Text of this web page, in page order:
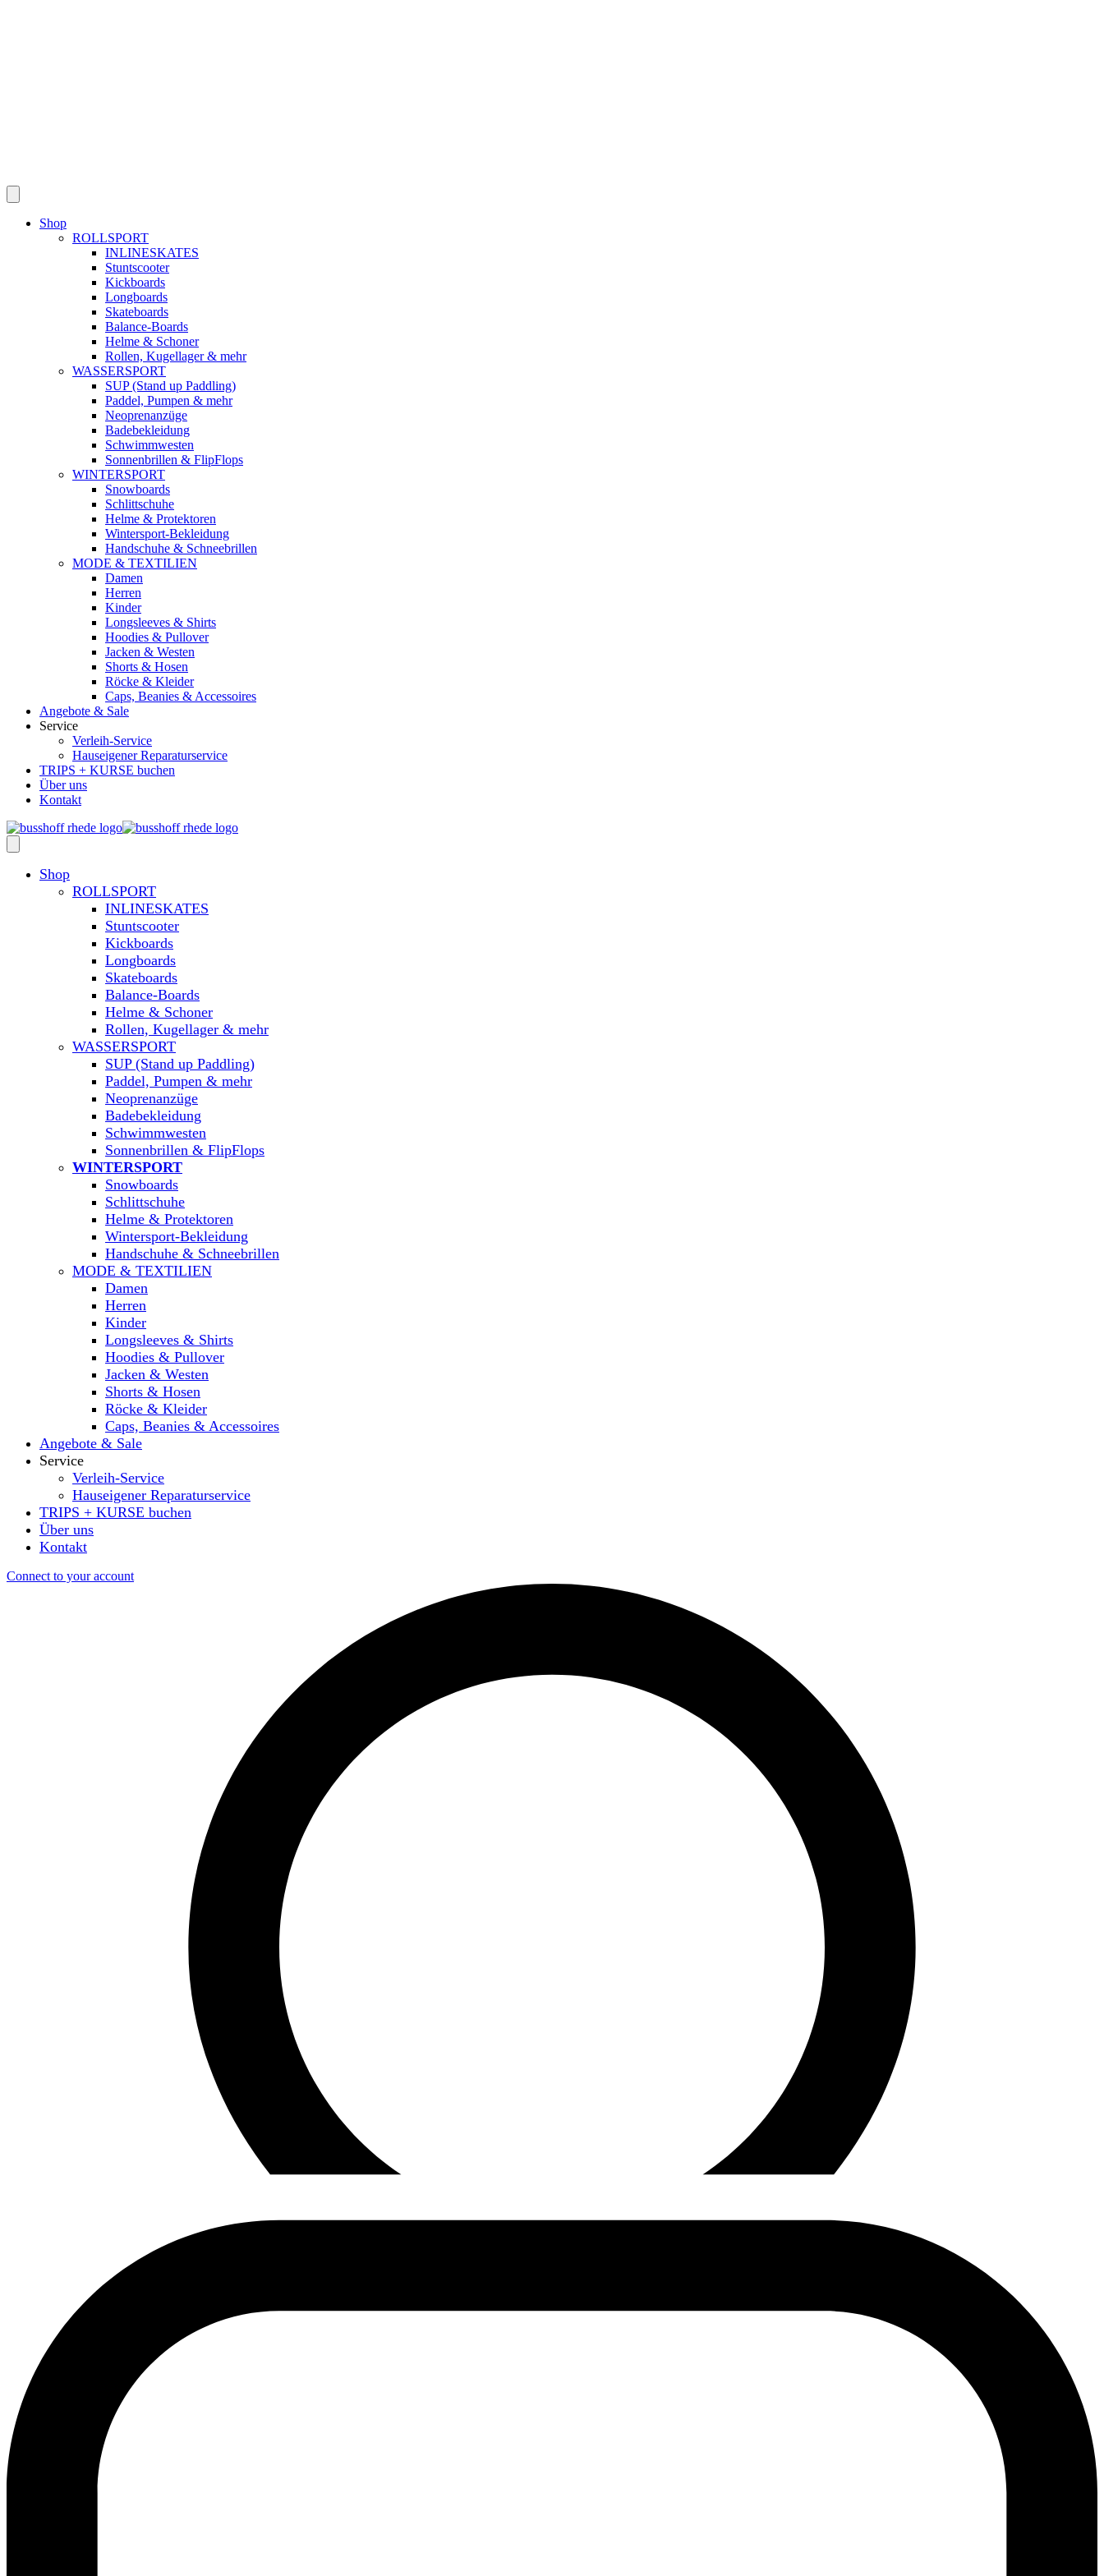
Shop
ROLLSPORT
INLINESKATES
Stuntscooter
Kickboards
Longboards
Skateboards
Balance-Boards
Helme & Schoner
Rollen, Kugellager & mehr
WASSERSPORT
SUP (Stand up Paddling)
Paddel, Pumpen & mehr
Neoprenanzüge
Badebekleidung
Schwimmwesten
Sonnenbrillen & FlipFlops
WINTERSPORT
Snowboards
Schlittschuhe
Helme & Protektoren
Wintersport-Bekleidung
Handschuhe & Schneebrillen
MODE & TEXTILIEN
Damen
Herren
Kinder
Longsleeves & Shirts
Hoodies & Pullover
Jacken & Westen
Shorts & Hosen
Röcke & Kleider
Caps, Beanies & Accessoires
Angebote & Sale
Service
Verleih-Service
Hauseigener Reparaturservice
TRIPS + KURSE buchen
Über uns
Kontakt
Shop
ROLLSPORT
INLINESKATES
Stuntscooter
Kickboards
Longboards
Skateboards
Balance-Boards
Helme & Schoner
Rollen, Kugellager & mehr
WASSERSPORT
SUP (Stand up Paddling)
Paddel, Pumpen & mehr
Neoprenanzüge
Badebekleidung
Schwimmwesten
Sonnenbrillen & FlipFlops
WINTERSPORT
Snowboards
Schlittschuhe
Helme & Protektoren
Wintersport-Bekleidung
Handschuhe & Schneebrillen
MODE & TEXTILIEN
Damen
Herren
Kinder
Longsleeves & Shirts
Hoodies & Pullover
Jacken & Westen
Shorts & Hosen
Röcke & Kleider
Caps, Beanies & Accessoires
Angebote & Sale
Service
Verleih-Service
Hauseigener Reparaturservice
TRIPS + KURSE buchen
Über uns
Kontakt
Connect to your account